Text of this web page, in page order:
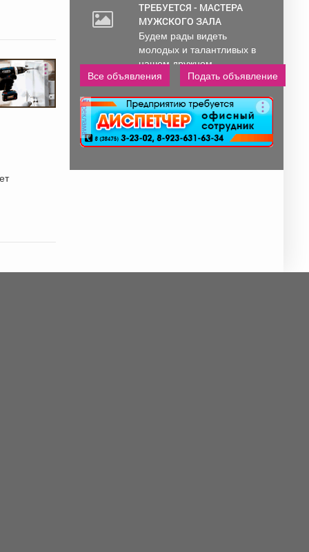
ТРЕБУЕТСЯ - МАСТЕРА
МУЖСКОГО ЗАЛА
Будем рады видеть
молодых и талантливых в
нашем дружном...
Все объявления
Подать объявление
реклама